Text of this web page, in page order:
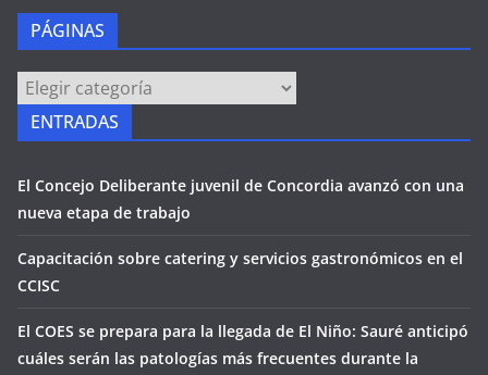
PÁGINAS
PÁGINAS
ENTRADAS
El Concejo Deliberante juvenil de Concordia avanzó con una
nueva etapa de trabajo
Capacitación sobre catering y servicios gastronómicos en el
CCISC
El COES se prepara para la llegada de El Niño: Sauré anticipó
cuáles serán las patologías más frecuentes durante la